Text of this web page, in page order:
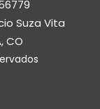
Suza Vita
CO